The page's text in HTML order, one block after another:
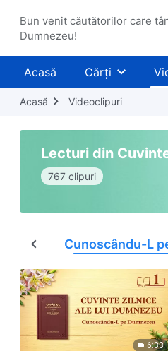
Bun venit căutătorilor care
Dumnezeu!
Acasă Cărți
Acasă Videoclipuri
Lecturi din
767 clipuri
Toate Cunoscându-L
6:33